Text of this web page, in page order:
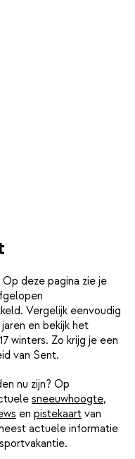
deze pagina zie je
Vergelijk eenvoudig
en bekijk het
winters. Zo krijg je een
van Sent.
nu zijn? Op
sneeuwhoogte,
en pistekaart van
actuele informatie